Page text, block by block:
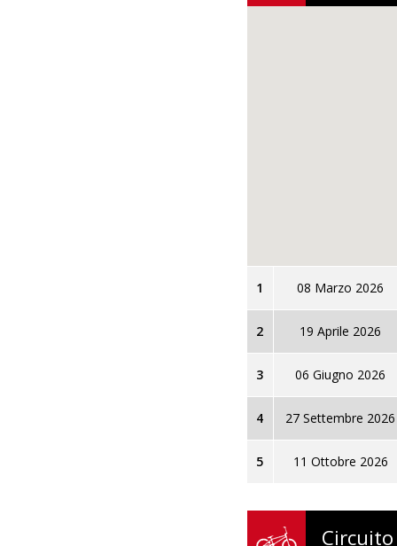
1 08 Marzo 2026
2 19 Aprile 2026
3 06 Giugno 2026
4 27 Settembre 2026
5 11 Ottobre 2026